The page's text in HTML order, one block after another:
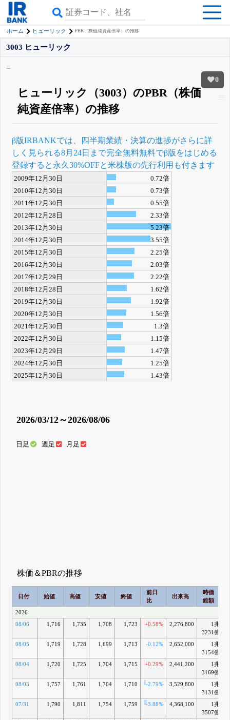
ホーム ヒューリック PBR（株価純資産倍率）の推移
0
3003 ヒューリック
ヒューリック（3003）のPBR（株価
純資産倍率）の推移
β版IRBANKでは、 四半期業績・決算の進捗がさらに詳
しく見られる8月24日まで完全無料無料でβ版をはじめる
登録すると永久30%OFFと米株版の先行利用も付きます
2009年12月30日
0.72倍
2010年12月30日
0.73倍
2011年12月30日
0.55倍
2012年12月28日
2.33倍
2013年12月30日
5.23倍
2014年12月30日
3.55倍
2015年12月30日
2.25倍
2016年12月30日
2.03倍
2017年12月29日
2.22倍
2018年12月28日
1.62倍
2019年12月30日
1.92倍
2020年12月30日
1.56倍
2021年12月30日
1.3倍
2022年12月30日
1.15倍
2023年12月29日
1.47倍
2024年12月30日
1.25倍
2025年12月30日
1.43倍
2026/03/12～2026/08/06
日足 週足 月足
株価＆PBRの推移
日付 始値 高値 安値 終値
前日
比
出来高
時価
総額
2026
08/06
1,716 1,735 1,708 1,723 +0.58% 2,276,800
1兆
3231億
08/05 1,719 1,728 1,699 1,713 -0.12% 2,652,000
1兆
3154億
08/04 1,720 1,725 1,704 1,715 +0.29% 2,441,200
1兆
3169億
08/03 1,757 1,761 1,704 1,710 -2.79% 3,529,800
1兆
3131億
07/31
1,790 1,811 1,754 1,759 -3.88% 4,368,100
1兆
3507億